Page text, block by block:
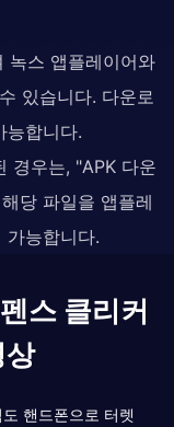
녹스 앱플레이어와
있습니다. 다운로
능합니다.
경우는, "APK 다운
당 파일을 앱플레
가능합니다.
스 클리커
상
핸드폰으로 터렛